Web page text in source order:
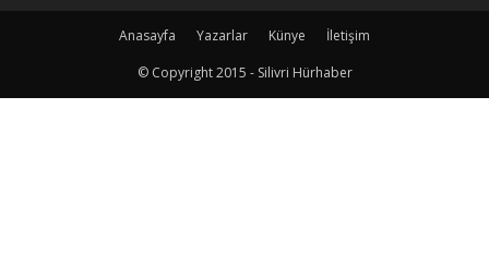
Anasayfa Yazarlar Künye
İletişim
© Copyright 2015 - Silivri Hürhaber